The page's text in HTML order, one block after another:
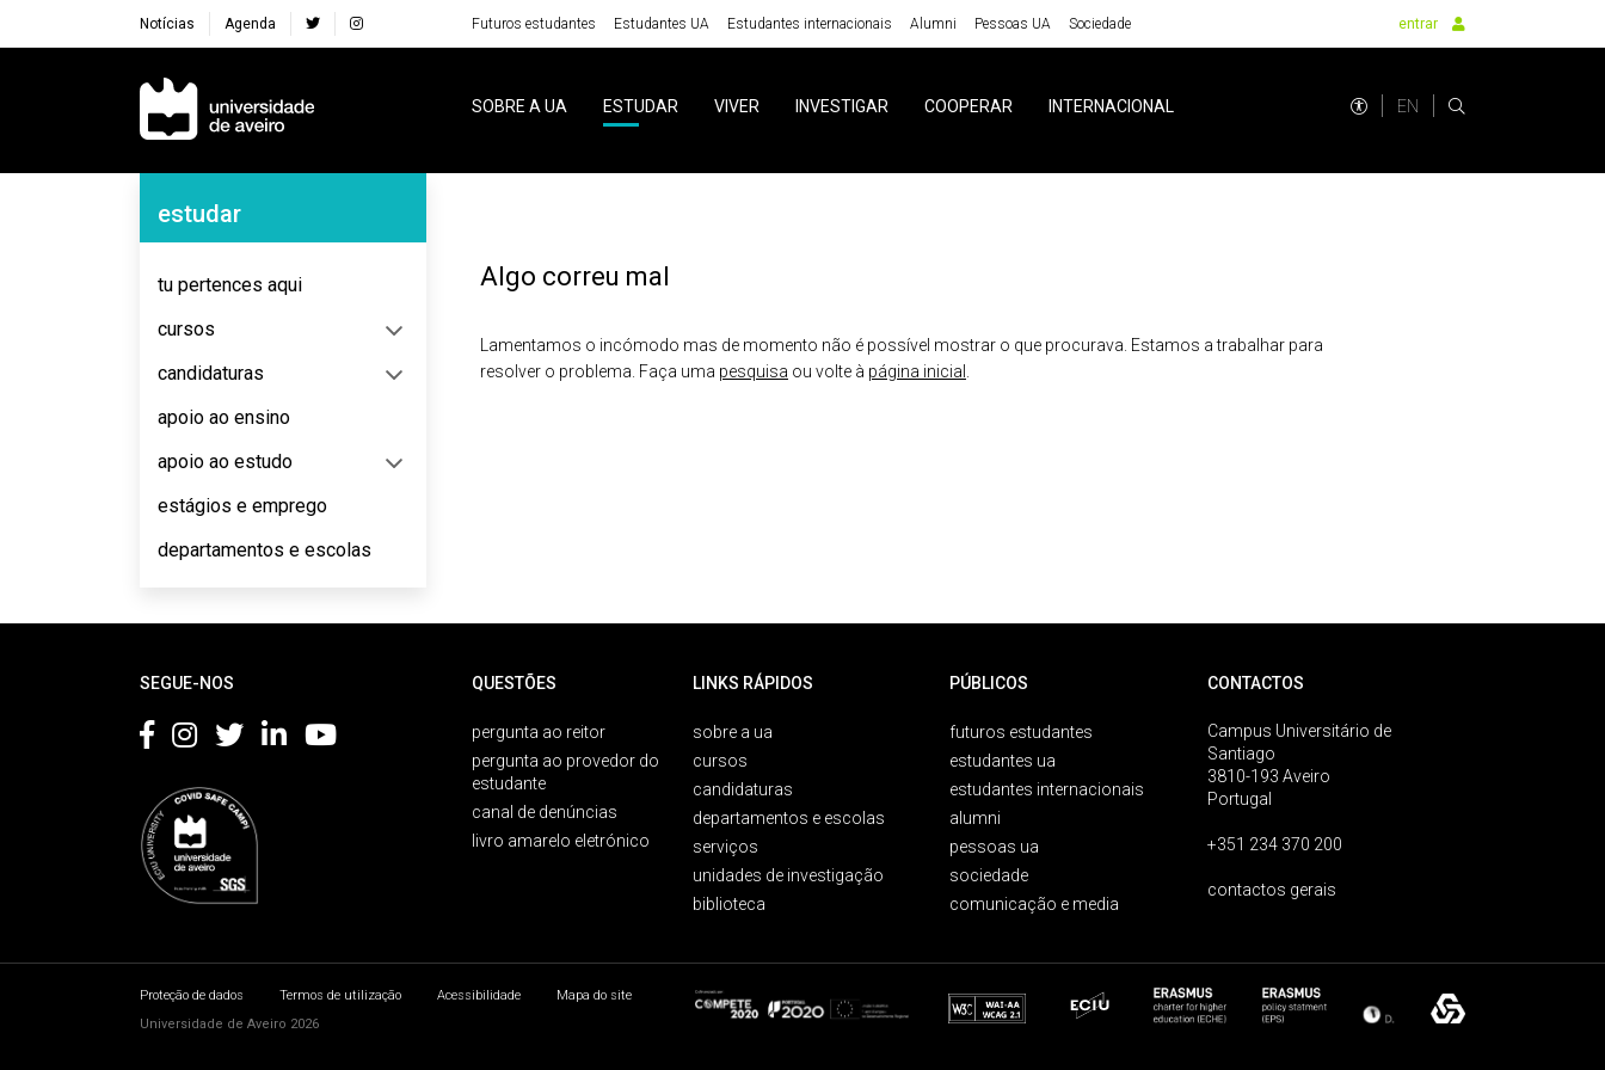
Notícias Agenda Futuros estudantes Estudantes UA Estudantes internacionais Alumni Pessoas UA Sociedade entrar
Navegação Principal
SOBRE A UA ESTUDAR VIVER INVESTIGAR COOPERAR INTERNACIONAL EN
Navegação Lateral
estudar
tu pertences aqui
cursos
candidaturas
apoio ao ensino
apoio ao estudo
estágios e emprego
departamentos e escolas
Algo correu mal
Lamentamos o incómodo mas de momento não é possível mostrar o que procurava. Estamos a trabalhar para
resolver o problema. Faça uma pesquisa ou volte à página inicial
SEGUE-NOS QUESTÕES
pergunta ao reitor
pergunta ao provedor do
estudante
canal de denúncias
livro amarelo eletrónico
LINKS RÁPIDOS
sobre a ua
cursos
candidaturas
departamentos e escolas
serviços
unidades de investigação
biblioteca
PÚBLICOS
futuros estudantes
estudantes ua
estudantes internacionais
alumni
pessoas ua
sociedade
comunicação e media
CONTACTOS
Campus Universitário de
Santiago
3810-193 Aveiro
Portugal
+351 234 370 200
contactos gerais
Proteção de dados Termos de utilização Acessibilidade
Mapa do site
Universidade de Aveiro 2026